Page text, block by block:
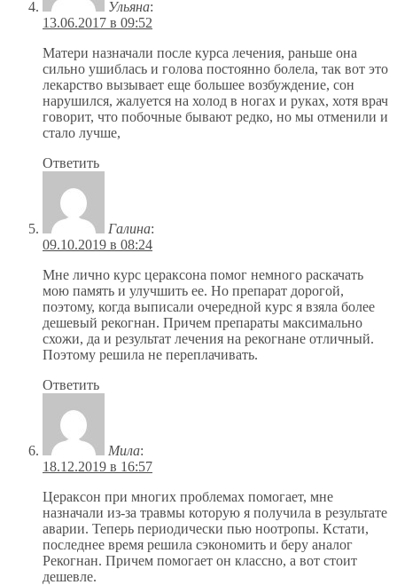
Ульяна:
13.06.2017 в 09:52
Матери назначали после курса лечения, раньше она
сильно ушиблась и голова постоянно болела, так вот это
лекарство вызывает еще большее возбуждение, сон
нарушился, жалуется на холод в ногах и руках, хотя врач
говорит, что побочные бывают редко, но мы отменили и
стало лучше,
Ответить
Галина:
09.10.2019 в 08:24
Мне лично курс цераксона помог немного раскачать
мою память и улучшить ее. Но препарат дорогой,
поэтому, когда выписали очередной курс я взяла более
дешевый рекогнан. Причем препараты максимально
схожи, да и результат лечения на рекогнане отличный.
Поэтому решила не переплачивать.
Ответить
Мила:
18.12.2019 в 16:57
Цераксон при многих проблемах помогает, мне
назначали из-за травмы которую я получила в результате
аварии. Теперь периодически пью ноотропы. Кстати,
последнее время решила сэкономить и беру аналог
Рекогнан. Причем помогает он классно, а вот стоит
дешевле.